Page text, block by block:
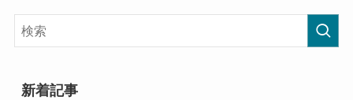
新着記事